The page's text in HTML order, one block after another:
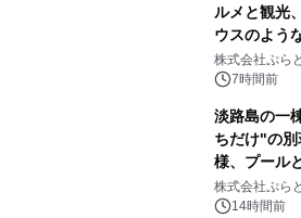
ルメと観光
ウスのよう
サウナも 「
得な素泊ま
株式会社ぷら
7時間前
淡路島の一
ちだけ"の
様、プール
きで Villa
素泊りプラン
株式会社ぷら
14時間前